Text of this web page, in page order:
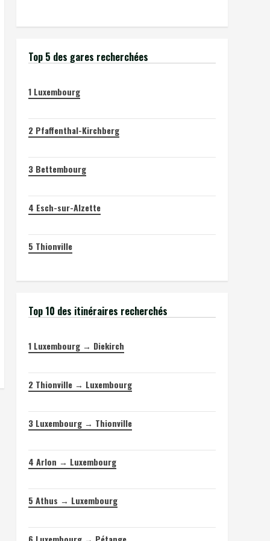
Top 5 des gares recherchées
1 Luxembourg
2 Pfaffenthal-Kirchberg
3 Bettembourg
4 Esch-sur-Alzette
5 Thionville
Top 10 des itinéraires recherchés
1 Luxembourg → Diekirch
2 Thionville → Luxembourg
3 Luxembourg → Thionville
4 Arlon → Luxembourg
5 Athus → Luxembourg